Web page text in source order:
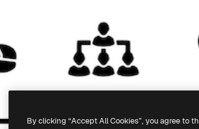
By clicking “Accept All Cookies”, you agree to